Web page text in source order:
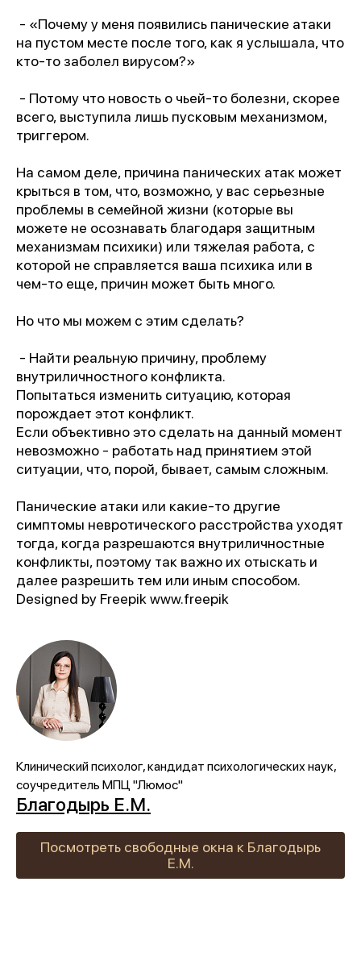
- «Почему у меня появились панические атаки
на пустом месте после того, как я услышала, что
кто-то заболел вирусом?»
- Потому что новость о чьей-то болезни, скорее
всего, выступила лишь пусковым механизмом,
триггером.
На самом деле, причина панических атак может
крыться в том, что, возможно, у вас серьезные
проблемы в семейной жизни (которые вы
можете не осознавать благодаря защитным
механизмам психики) или тяжелая работа, с
которой не справляется ваша психика или в
чем-то еще, причин может быть много.
Но что мы можем с этим сделать?
- Найти реальную причину, проблему
внутриличностного конфликта.
Попытаться изменить ситуацию, которая
порождает этот конфликт.
Если объективно это сделать на данный момент
невозможно - работать над принятием этой
ситуации, что, порой, бывает, самым сложным.
Панические атаки или какие-то другие
симптомы невротического расстройства уходят
тогда, когда разрешаются внутриличностные
конфликты, поэтому так важно их отыскать и
далее разрешить тем или иным способом.
Designed by Freepik www.freepik
Клинический психолог, кандидат психологических наук,
соучредитель МПЦ "Люмос"
Благодырь Е.М.
Посмотреть свободные окна к Благодырь
Е.М.